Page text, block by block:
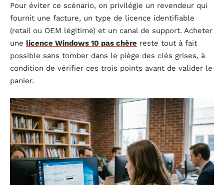
Pour éviter ce scénario, on privilégie un revendeur qui
fournit une facture, un type de licence identifiable
(retail ou OEM légitime) et un canal de support. Acheter
une licence Windows 10 pas chère reste tout à fait
possible sans tomber dans le piège des clés grises, à
condition de vérifier ces trois points avant de valider le
panier.